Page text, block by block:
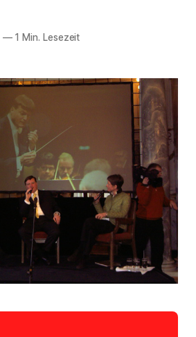
—1 Min. Lesezeit